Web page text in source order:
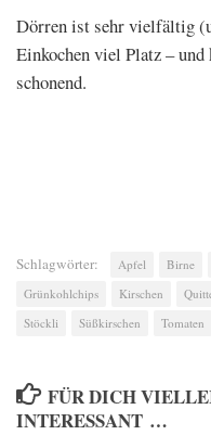
Dörren ist sehr vielfältig
Einkochen viel Platz –
schonend.
Schlagwörter: Apfel Birne
Grünkohlchips
Kirschen
Stöckli
Süßkirschen Tomaten
FÜR DICH
INTERESSANT …